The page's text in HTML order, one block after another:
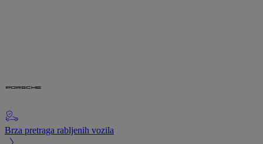
Brza pretraga rabljenih vozila